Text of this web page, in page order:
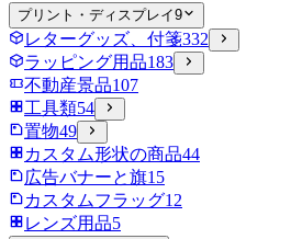
プリント・ディスプレイ9
レターグッズ、付箋332
ラッピング用品183
不動産景品107
工具類54
置物49
カスタム形状の商品44
広告バナーと旗15
カスタムフラッグ12
レンズ用品5